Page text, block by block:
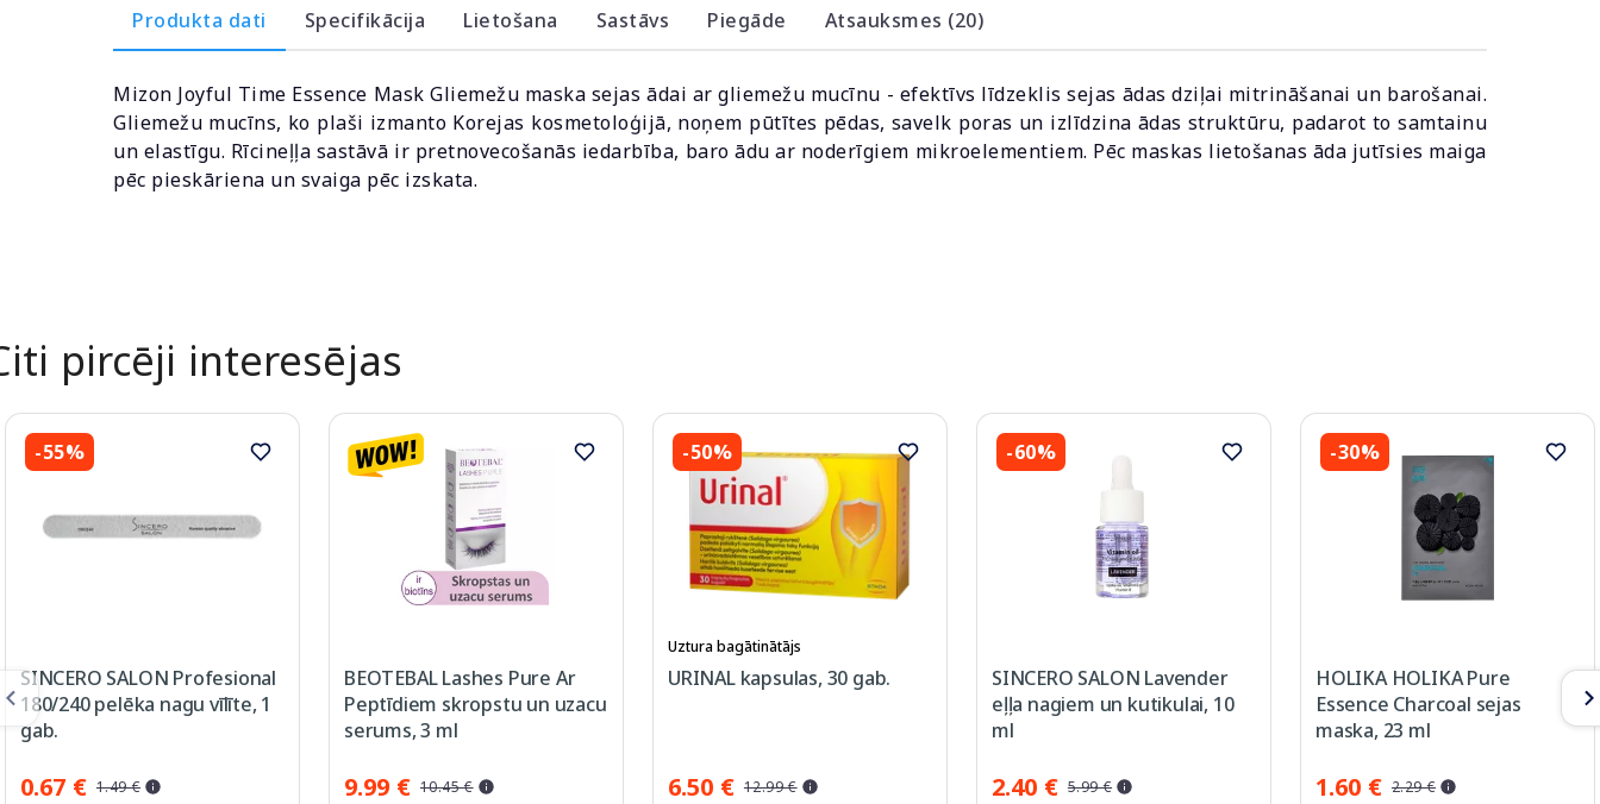
Produkta dati Specifikācija Lietošana Sastāvs Piegāde Atsauksmes (20)
Mizon Joyful Time Essence Mask Gliemežu maska ​​sejas ādai ar gliemežu mucīnu - efektīvs līdzeklis sejas ādas dziļai mitrināšanai un barošanai.
Gliemežu mucīns, ko plaši izmanto Korejas kosmetoloģijā, noņem pūtītes pēdas, savelk poras un izlīdzina ādas struktūru, padarot to samtainu
un elastīgu. Rīcineļļa sastāvā ir pretnovecošanās iedarbība, baro ādu ar noderīgiem mikroelementiem. Pēc maskas lietošanas āda jutīsies maiga
pēc pieskāriena un svaiga pēc izskata.
pircēji interesējas
-55%
SINCERO SALON Profesional
180/240 pelēka nagu vīlīte, 1
gab.
0.67 € 1.49 €
BEOTEBAL Lashes Pure Ar
Peptīdiem skropstu un uzacu
serums, 3 ml
9.99 € 10.45 €
-50%
Uztura bagātinātājs
URINAL kapsulas, 30 gab.
6.50 € 12.99 €
-60%
SINCERO SALON Lavender
eļļa nagiem un kutikulai, 10
ml
2.40 € 5.99 €
-30%
HOLIKA HOLIKA Pure
Essence Charcoal sejas
maska, 23 ml
1.60 € 2.29 €